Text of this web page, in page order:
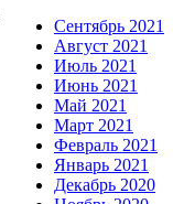
Сентябрь 2021
Август 2021
Июль 2021
Июнь 2021
Май 2021
Март 2021
Февраль 2021
Январь 2021
Декабрь 2020